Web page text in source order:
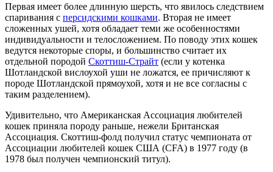
Первая имеет более длинную шерсть, что явилось следствием
спаривания с персидскими кошками. Вторая не имеет
сложенных ушей, хотя обладает теми же особенностями
индивидуальности и телосложением. По поводу этих кошек
ведутся некоторые споры, и большинство считает их
отдельной породой Скоттиш-Страйт (если у котенка
Шотландской вислоухой уши не ложатся, ее причисляют к
породе Шотландской прямоухой, хотя и не все согласны с
таким разделением).
Удивительно, что Американская Ассоциация любителей
кошек приняла породу раньше, нежели Британская
Ассоциация. Скоттиш-фолд получил статус чемпионата от
Ассоциации любителей кошек США (CFA) в 1977 году (в
1978 был получен чемпионский титул).